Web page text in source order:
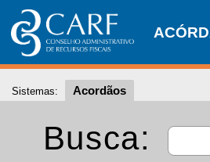
Sistemas: Acordãos
Busca: